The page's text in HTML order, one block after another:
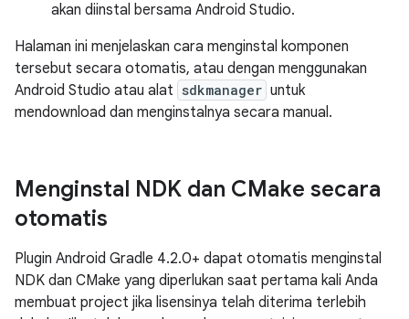
akan diinstal bersama Android Studio.
Halaman ini menjelaskan cara menginstal komponen
tersebut secara otomatis, atau dengan menggunakan
Android Studio atau alat sdkmanager untuk
mendownload dan menginstalnya secara manual.
Menginstal NDK dan CMake secara
otomatis
Plugin Android Gradle 4.2.0+ dapat otomatis menginstal
NDK dan CMake yang diperlukan saat pertama kali Anda
membuat project jika lisensinya telah diterima terlebih